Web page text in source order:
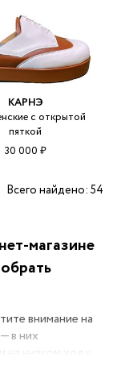
КАРНЭ
с открытой
пяткой
30 000 ₽
Всего найдено: 54
магазине
внимание на
в них
низком ходу,
каблуке,
прогулке. На